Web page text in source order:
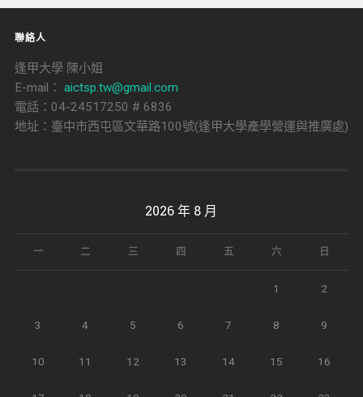
聯絡人
逢甲大學 陳小姐
E-mail： aictsp.tw@gmail.com
電話：04-24517250 # 6836
地址：臺中市西屯區文華路100號(逢甲大學產學營運與推廣處)
2026 年 8 月
一 二 三 四 五 六 日
1 2
3 4 5 6 7 8 9
10 11 12 13 14 15 16